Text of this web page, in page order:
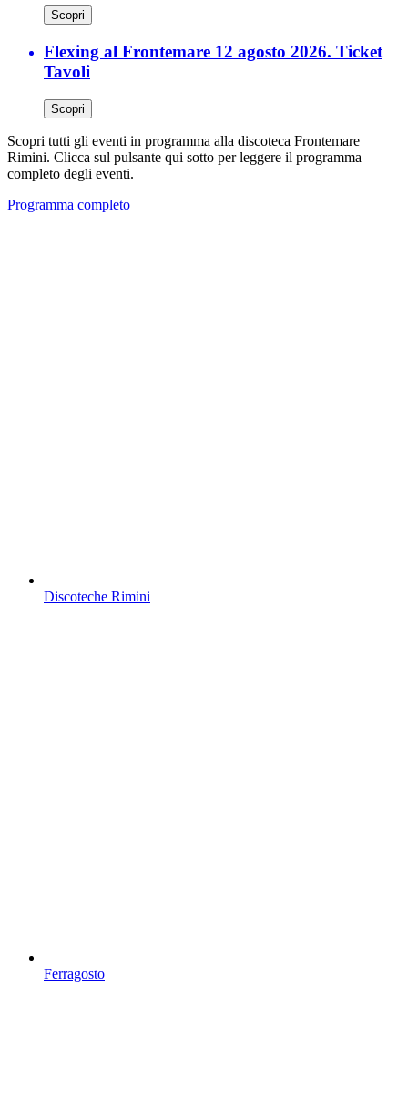
Scopri
Flexing al Frontemare 12 agosto 2026. Ticket
Tavoli
Scopri
Scopri tutti gli eventi in programma alla discoteca Frontemare
Rimini. Clicca sul pulsante qui sotto per leggere il programma
completo degli eventi.
Programma completo
Discoteche Rimini
Ferragosto